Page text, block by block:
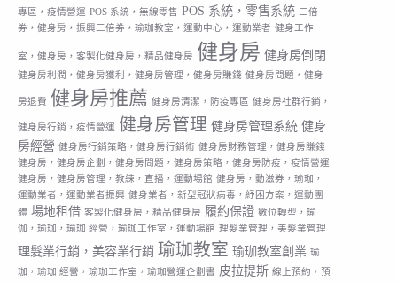
專區，疫情營運 POS 系統，無線零售 POS 系統，零售系統 三倍
券，健身房，振興三倍券，瑜珈教室，運動中心，運動業者 健身工作
室，健身房，客製化健身房，精品健身房 健身房 健身房倒閉
健身房利潤，健身房獲利，健身房管理，健身房賺錢 健身房問題，健身
房退費 健身房推薦 健身房清潔，防疫專區 健身房社群行銷，
健身房行銷，疫情營運 健身房管理 健身房管理系統 健身
房經營 健身房行銷策略，健身房行銷術 健身房財務管理，健身房賺錢
健身房，健身房企劃，健身房問題，健身房策略，健身房防疫，疫情營運
健身房，健身房管理，教練，直播，運動場館 健身房，動滋券，瑜珈，
運動業者，運動業者振興 健身業者，新型冠狀病毒，紓困方案，運動團
體 場地租借 客製化健身房，精品健身房 履約保證 數位轉型，瑜
伽，瑜珈，瑜珈 經營，瑜珈工作室，運動場館 理髮業管理，美髮業管理
理髮業行銷，美容業行銷 瑜珈教室 瑜珈教室創業 瑜
珈，瑜珈 經營，瑜珈工作室，瑜珈營運企劃書 皮拉提斯 線上預約，預